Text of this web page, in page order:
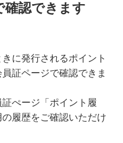
認できます
に発行されるポイント
証ページで確認できま
ぺージ「ポイント履
履歴をご確認いただけ